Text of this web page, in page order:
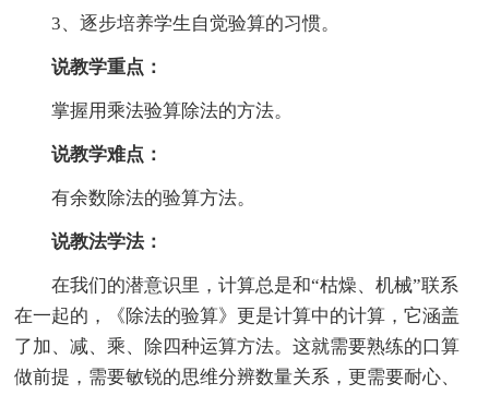
3、逐步培养学生自觉验算的习惯。
说教学重点：
掌握用乘法验算除法的方法。
说教学难点：
有余数除法的验算方法。
说教法学法：
在我们的潜意识里，计算总是和“枯燥、机械”联系
在一起的，《除法的验算》更是计算中的计算，它涵盖
了加、减、乘、除四种运算方法。这就需要熟练的口算
做前提，需要敏锐的思维分辨数量关系，更需要耐心、